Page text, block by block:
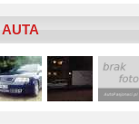
AUTA